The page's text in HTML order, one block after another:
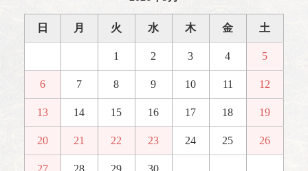
日 月 火 水 木 金 土
1 2 3 4 5
6 7 8 9 10 11 12
13 14 15 16 17 18 19
20 21 22 23 24 25 26
27 28 29 30